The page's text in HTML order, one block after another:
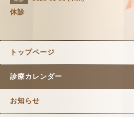
休診
トップページ
診療カレンダー
お知らせ